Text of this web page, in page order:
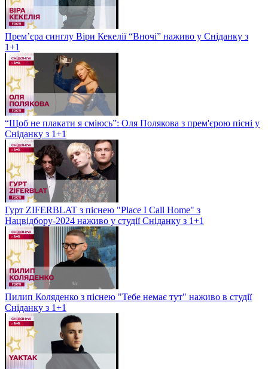
Прем’єра синглу Віри Кекелії “Вночі” наживо у Сніданку з
1+1
“Щоб не плакати я сміюсь”: Оля Полякова з прем'єрою пісні у
Сніданку з 1+1
Гурт ZIFERBLAT з піснею "Place I Call Home" з
Нацвідбору-2024 наживо у студії Сніданку з 1+1
Пилип Коляденко з піснею "Тебе немає тут" наживо в студії
Сніданку з 1+1